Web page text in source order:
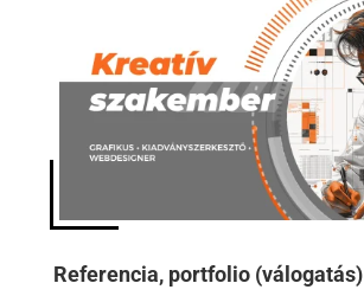
Referencia, portfolio (válogatás)